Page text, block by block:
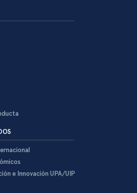
e Innovación UPA/UIP